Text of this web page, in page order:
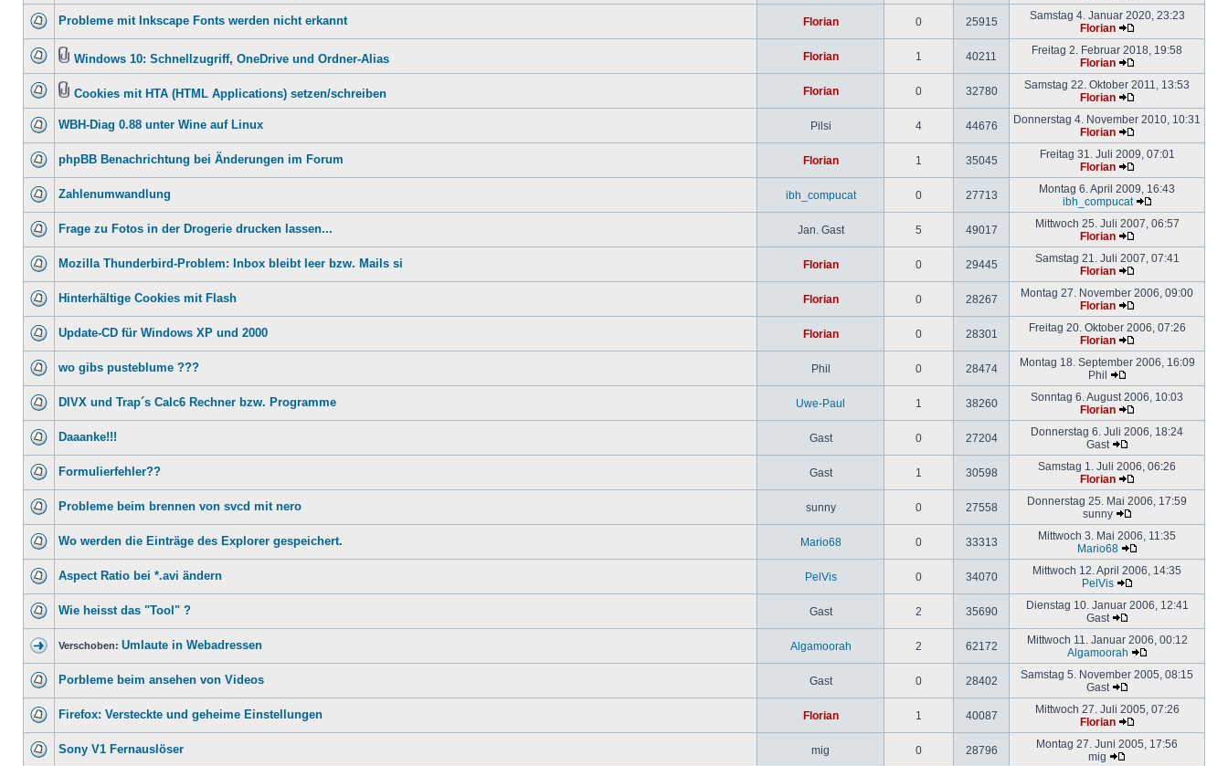
Probleme mit Inkscape Fonts werden nicht erkannt Florian 0 25915
Samstag 4. Januar 2020, 23:23
Florian
Windows 10: Schnellzugriff, OneDrive und Ordner-Alias Florian 1 40211
Freitag 2. Februar 2018, 19:58
Florian
Cookies mit HTA (HTML Applications) setzen/schreiben Florian 0 32780
Samstag 22. Oktober 2011, 13:53
Florian
WBH-Diag 0.88 unter Wine auf Linux Pilsi 4 44676
Donnerstag 4. November 2010, 10:31
Florian
phpBB Benachrichtung bei Änderungen im Forum Florian 1 35045
Freitag 31. Juli 2009, 07:01
Florian
Zahlenumwandlung ibh_compucat 0 27713
Montag 6. April 2009, 16:43
ibh_compucat
Frage zu Fotos in der Drogerie drucken lassen... Jan. Gast 5 49017
Mittwoch 25. Juli 2007, 06:57
Florian
Mozilla Thunderbird-Problem: Inbox bleibt leer bzw. Mails si Florian 0 29445
Samstag 21. Juli 2007, 07:41
Florian
Hinterhältige Cookies mit Flash Florian 0 28267
Montag 27. November 2006, 09:00
Florian
Update-CD für Windows XP und 2000 Florian 0 28301
Freitag 20. Oktober 2006, 07:26
Florian
wo gibs pusteblume ??? Phil 0 28474
Montag 18. September 2006, 16:09
Phil
DIVX und Trap´s Calc6 Rechner bzw. Programme Uwe-Paul 1 38260
Sonntag 6. August 2006, 10:03
Florian
Daaanke!!! Gast 0 27204
Donnerstag 6. Juli 2006, 18:24
Gast
Formulierfehler?? Gast 1 30598
Samstag 1. Juli 2006, 06:26
Florian
Probleme beim brennen von svcd mit nero sunny 0 27558
Donnerstag 25. Mai 2006, 17:59
sunny
Wo werden die Einträge des Explorer gespeichert. Mario68 0 33313
Mittwoch 3. Mai 2006, 11:35
Mario68
Aspect Ratio bei *.avi ändern PelVis 0 34070
Mittwoch 12. April 2006, 14:35
PelVis
Wie heisst das "Tool" ? Gast 2 35690
Dienstag 10. Januar 2006, 12:41
Gast
Verschoben: Umlaute in Webadressen Algamoorah 2 62172
Mittwoch 11. Januar 2006, 00:12
Algamoorah
Porbleme beim ansehen von Videos Gast 0 28402
Samstag 5. November 2005, 08:15
Gast
Firefox: Versteckte und geheime Einstellungen Florian 1 40087
Mittwoch 27. Juli 2005, 07:26
Florian
Sony V1 Fernauslöser mig 0 28796
Montag 27. Juni 2005, 17:56
mig